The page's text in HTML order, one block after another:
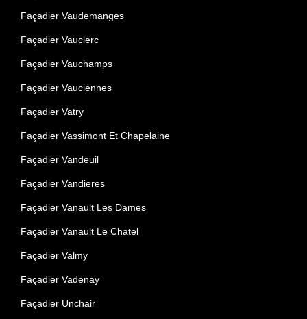
Façadier Vaudemanges
Façadier Vauclerc
Façadier Vauchamps
Façadier Vauciennes
Façadier Vatry
Façadier Vassimont Et Chapelaine
Façadier Vandeuil
Façadier Vandieres
Façadier Vanault Les Dames
Façadier Vanault Le Chatel
Façadier Valmy
Façadier Vadenay
Façadier Unchair